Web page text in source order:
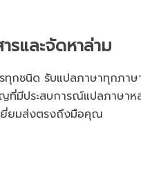
รและจัดหาล่าม
ทุกชนิด รับแปลภาษาทุกภาษ
ที่มีประสบการณ์แปลภาษา
ยมส่งตรงถึงมือคุณ